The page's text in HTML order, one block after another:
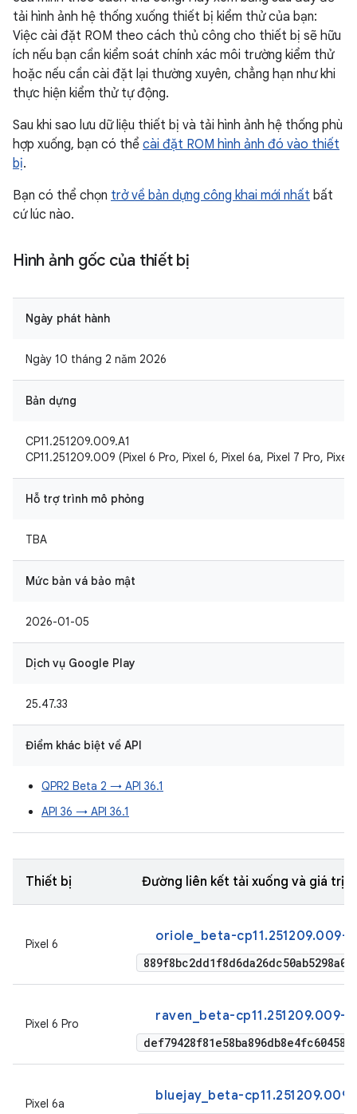
tải hình ảnh hệ thống xuống thiết bị kiểm thử của bạn:
Việc cài đặt ROM theo cách thủ công cho thiết bị sẽ hữu
ích nếu bạn cần kiểm soát chính xác môi trường kiểm thử
hoặc nếu cần cài đặt lại thường xuyên, chẳng hạn như khi
thực hiện kiểm thử tự động.
Sau khi sao lưu dữ liệu thiết bị và tải hình ảnh hệ thống phù
hợp xuống, bạn có thể cài đặt ROM hình ảnh đó vào thiết
bị.
Bạn có thể chọn trở về bản dựng công khai mới nhất bất
cứ lúc nào.
Hình ảnh gốc của thiết bị
Ngày phát hành
Ngày 10 tháng 2 năm 2026
Bản dựng
CP11.251209.009.A1
CP11.251209.009 (Pixel 6 Pro, Pixel 6, Pixel 6a, Pixel 7 Pro, Pixel
Hỗ trợ trình mô phỏng
TBA
Mức bản vá bảo mật
2026-01-05
Dịch vụ Google Play
25.47.33
Điểm khác biệt về API
QPR2 Beta 2 → API 36.1
API 36 → API 36.1
Thiết bị Đường liên kết tải xuống và giá trị
Pixel 6 oriole_beta-
Pixel 6 Pro raven_beta-
Pixel 6a bluejay_beta-